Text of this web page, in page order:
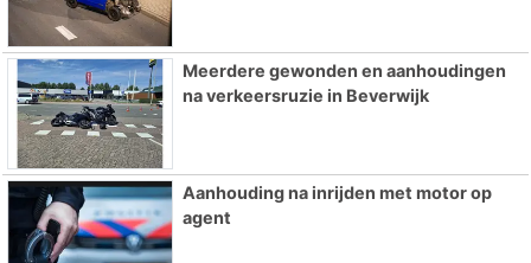
Meerdere gewonden en aanhoudingen
na verkeersruzie in Beverwijk
Aanhouding na inrijden met motor op
agent